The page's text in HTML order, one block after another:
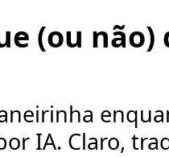
(ou não)
IA. Claro,